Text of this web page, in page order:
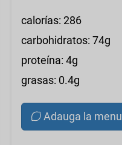
calorías: 286
carbohidratos: 74g
proteína: 4g
grasas: 0.4g
Adauga la menu